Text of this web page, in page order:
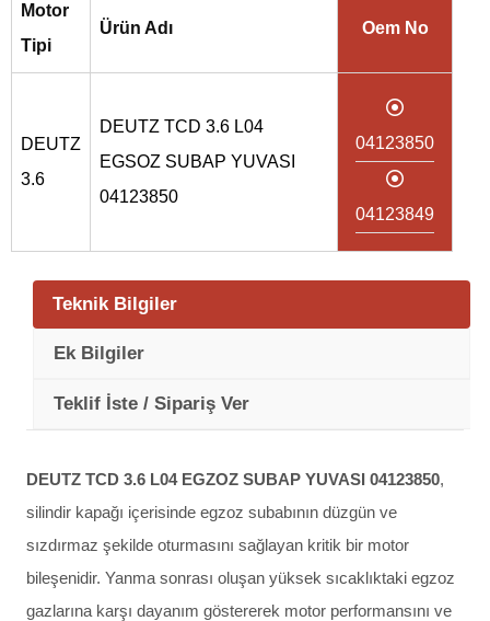
Motor
Tipi
Ürün Adı Oem No
DEUTZ
3.6
DEUTZ TCD 3.6 L04
EGSOZ SUBAP YUVASI
04123850
04123850
04123849
Teknik Bilgiler
Ek Bilgiler
Teklif İste / Sipariş Ver
DEUTZ TCD 3.6 L04 EGZOZ SUBAP YUVASI 04123850,
silindir kapağı içerisinde egzoz subabının düzgün ve
sızdırmaz şekilde oturmasını sağlayan kritik bir motor
bileşenidir. Yanma sonrası oluşan yüksek sıcaklıktaki egzoz
gazlarına karşı dayanım göstererek motor performansını ve